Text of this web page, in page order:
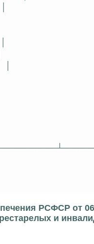
РСФСР от
и